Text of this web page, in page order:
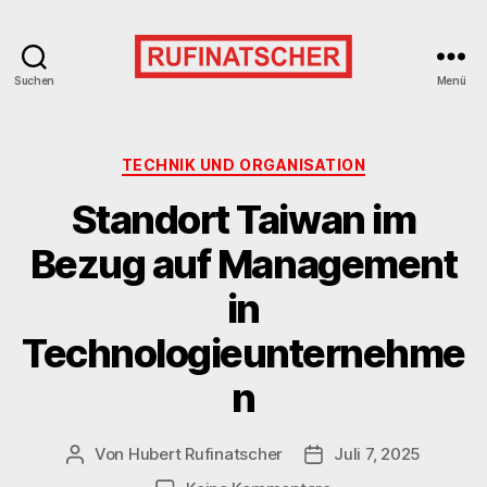
Suchen Menü
Kategorien
TECHNIK UND ORGANISATION
Standort Taiwan im
Bezug auf Management
in
Technologieunternehme
n
Beitragsautor
Von Hubert Rufinatscher
Juli 7, 2025